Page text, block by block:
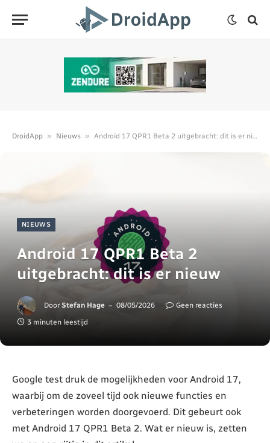
DroidApp » Nieuws » Android 17 QPR1 Beta 2 uitgebracht: dit is er nieuw
NIEUWS
Android 17 QPR1 Beta 2
uitgebracht: dit is er nieuw
Door Stefan Hage 08/05/2026
Geen reacties
3 minuten leestijd
Google test druk de mogelijkheden voor Android 17,
waarbij om de zoveel tijd ook nieuwe functies en
verbeteringen worden doorgevoerd. Dit gebeurt ook
met Android 17 QPR1 Beta 2. Wat er nieuw is, zetten